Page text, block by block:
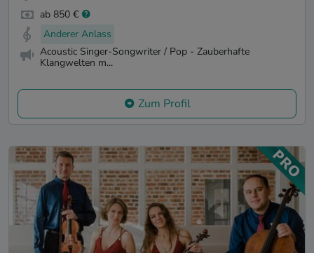
ab 850 €
Anderer Anlass
Acoustic Singer-Songwriter / Pop - Zauberhafte
Klangwelten m...
Zum Profil